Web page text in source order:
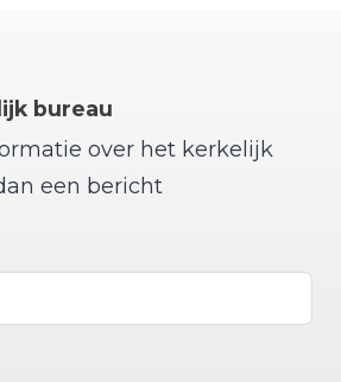
bureau
over het kerkelijk
een bericht